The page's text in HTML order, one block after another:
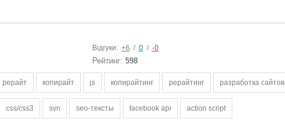
Відгуки: +6 / 0 / -0
Рейтинг: 598
рерайт копирайт js копирайтинг рерайтинг разработка сайтов
css/css3 svn seo-тексты facebook api action script